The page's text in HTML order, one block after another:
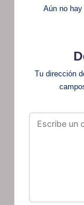
Aún no
Tu dirección